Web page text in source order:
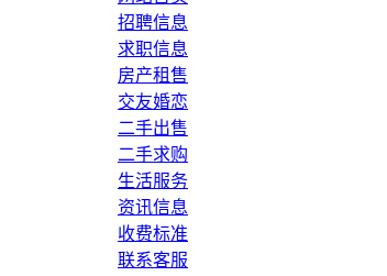
招聘信息
求职信息
房产租售
交友婚恋
二手出售
二手求购
生活服务
资讯信息
收费标准
联系客服